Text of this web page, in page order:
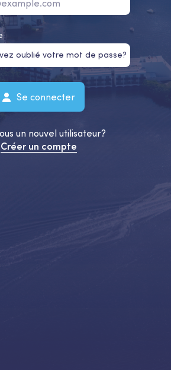
oublié votre mot de passe?
Se connecter
un nouvel utilisateur?
Créer un compte